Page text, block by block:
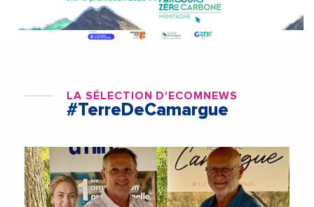
LA SÉLECTION D'ECOMNEWS
#TerreDeCamargue